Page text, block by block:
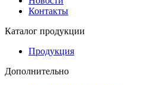
Контакты
Каталог продукции
Продукция
Дополнительно